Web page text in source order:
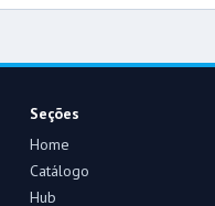
Seções
Home
Catálogo
Hub